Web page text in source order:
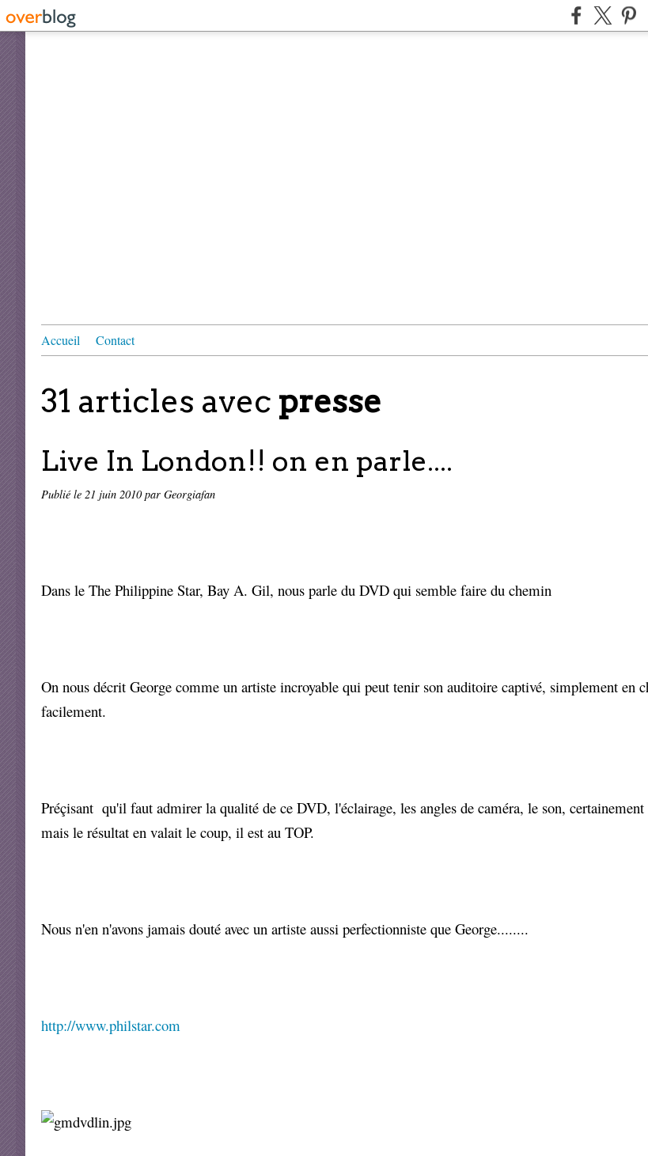
Accueil Contact
31 articles avec presse
Live In London!! on en parle....
Publié le 21 juin 2010par Georgiafan
Dans le The Philippine Star, Bay A. Gil, nous parle du DVD qui semble faire du chemin
On nous décrit George comme un artiste incroyable qui peut tenir son auditoire captivé, simplement en
facilement.
Préçisant qu'il faut admirer la qualité de ce DVD, l'éclairage, les angles de caméra, le son, certainement
mais le résultat en valait le coup, il est au TOP.
Nous n'en n'avons jamais douté avec un artiste aussi perfectionniste que George........
http://www.philstar.com